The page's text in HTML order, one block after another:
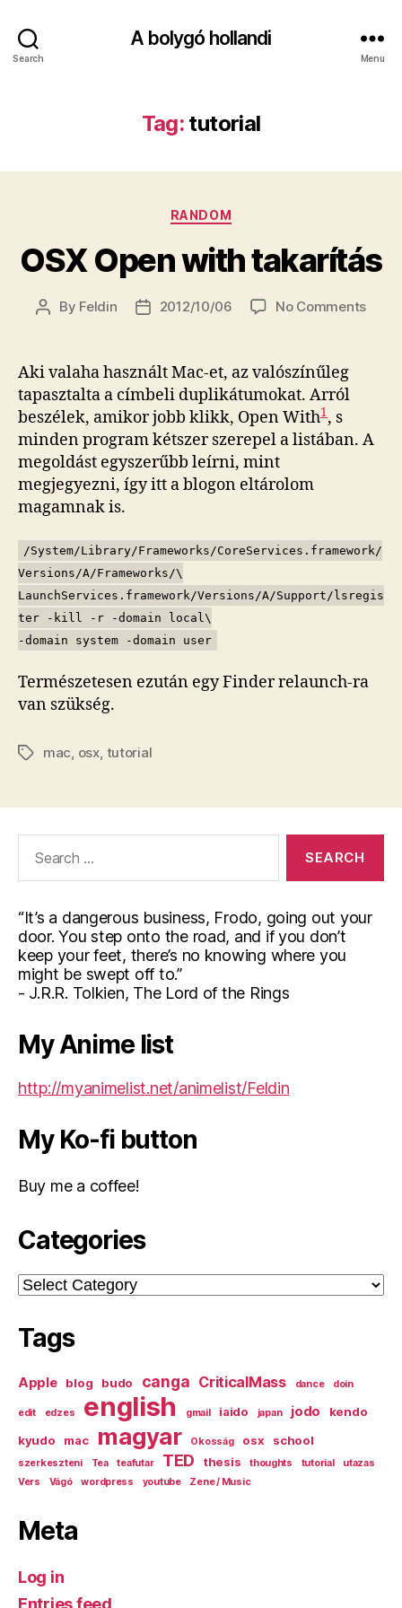
Search
A bolygó hollandi
Menu
Tag: tutorial
Categories
RANDOM
OSX Open with takarítás
Post
By Feldin
Post2012/10/06 No Commentson
Aki valaha használt Mac-et, az valószínűleg
tapasztalta a címbeli duplikátumokat. Arról
beszélek, amikor jobb klikk, Open With1, s
minden program kétszer szerepel a listában. A
megoldást egyszerűbb leírni, mint
megjegyezni, így itt a blogon eltárolom
magamnak is.
/System/Library/Frameworks/CoreServices.framework/
Versions/A/Frameworks/\
LaunchServices.framework/Versions/A/Support/lsregis
ter -kill -r -domain local\
-domain system -domain user
Természetesen ezután egy Finder relaunch-ra
van szükség.
Tagsmac osx tutorial
“It’s a dangerous business, Frodo, going out your
door. You step onto the road, and if you don’t
keep your feet, there’s no knowing where you
might be swept off to.”
- J.R.R. Tolkien, The Lord of the Rings
My Anime list
http://myanimelist.net/animelist/Feldin
My Ko-fi button
Buy me a coffee!
Categories
Categories
Tags
Apple blog budo canga CriticalMass dance doin
edit edzes english gmail iaido japan jodo
kendo
kyudo
mac magyar Okosság osx school
szerkeszteni Tea teafutar TED thesis thoughts tutorial
utazas
Vers
Vágó wordpress youtube Zene / Music
Meta
Log in
Entries feed